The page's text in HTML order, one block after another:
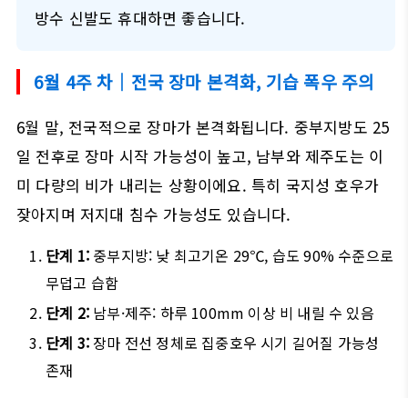
방수 신발도 휴대하면 좋습니다.
6월 4주 차｜전국 장마 본격화, 기습 폭우 주의
6월 말, 전국적으로 장마가 본격화됩니다. 중부지방도 25
일 전후로 장마 시작 가능성이 높고, 남부와 제주도는 이
미 다량의 비가 내리는 상황이에요. 특히 국지성 호우가
잦아지며 저지대 침수 가능성도 있습니다.
단계 1: 중부지방: 낮 최고기온 29℃, 습도 90% 수준으로
무덥고 습함
단계 2: 남부·제주: 하루 100mm 이상 비 내릴 수 있음
단계 3: 장마 전선 정체로 집중호우 시기 길어질 가능성
존재